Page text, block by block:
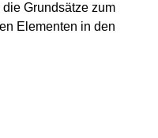
Grundsätze zum
Elementen in den